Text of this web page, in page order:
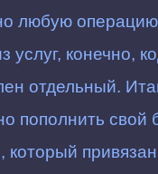
любую
услуг, конечно,
отдельный.
пополнить свой
который привязан